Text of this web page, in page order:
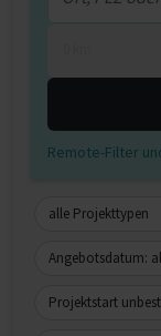
Remote-Filter
alle Projekttypen
Angebotsdatum:
Projektstart